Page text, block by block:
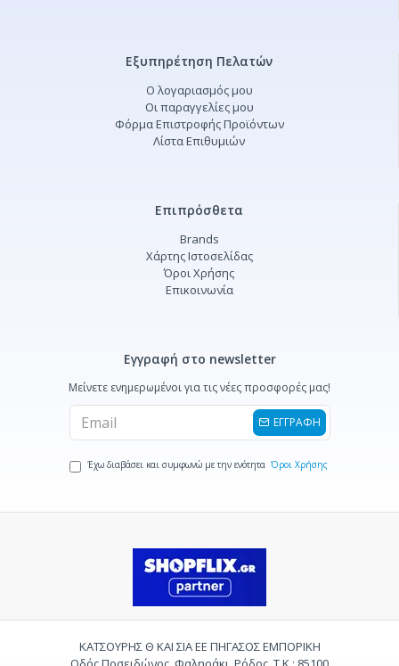
Εξυπηρέτηση Πελατών
Ο λογαριασμός μου
Οι παραγγελίες μου
Φόρμα Επιστροφής Προϊόντων
Λίστα Επιθυμιών
Επιπρόσθετα
Brands
Χάρτης Ιστοσελίδας
Όροι Χρήσης
Επικοινωνία
Εγγραφή στο newsletter
Μείνετε ενημερωμένοι για τις νέες προσφορές μας!
ΕΓΓΡΑΦΗ
Έχω διαβάσει και συμφωνώ με την ενότητα Όροι Χρήσης
ΚΑΤΣΟΥΡΗΣ Θ ΚΑΙ ΣΙΑ ΕΕ ΠΗΓΑΣΟΣ ΕΜΠΟΡΙΚΗ